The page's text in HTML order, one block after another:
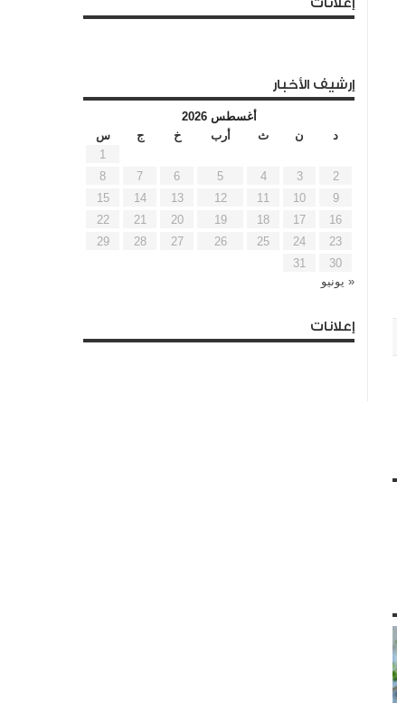
إعلانات
إرشيف الأخبار
أغسطس 2026
د
ن ث أرب خ ج
س
1
2
3
4
5
6
7
8
9
10
11
12
13
14
15
16
17
18
19
20
21
22
23
24
25
26
27
28
29
30
31
« يونيو
إعلانات